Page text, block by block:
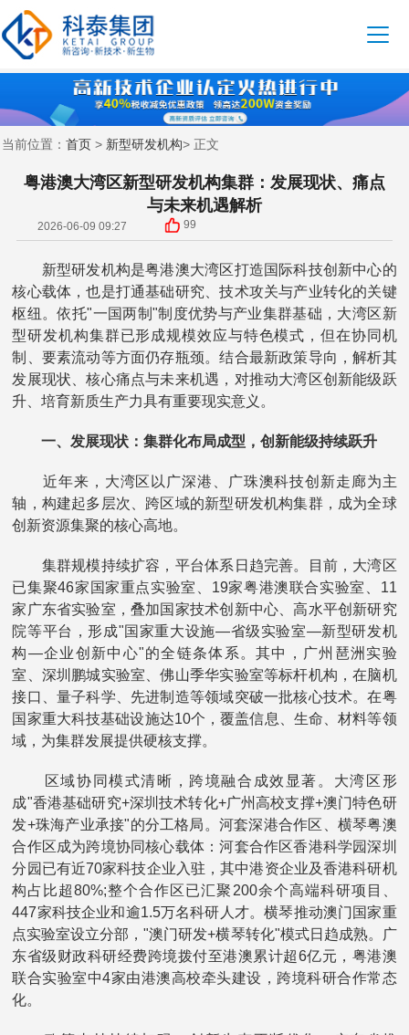
当前位置： 首页 > 新型研发机构> 正文
粤港澳大湾区新型研发机构集群：发展现状、痛点
与未来机遇解析
2026-06-09 09:27 99
新型研发机构是粤港澳大湾区打造国际科技创新中心的
核心载体，也是打通基础研究、技术攻关与产业转化的关键
枢纽。依托"一国两制"制度优势与产业集群基础，大湾区新
型研发机构集群已形成规模效应与特色模式，但在协同机
制、要素流动等方面仍存瓶颈。结合最新政策导向，解析其
发展现状、核心痛点与未来机遇，对推动大湾区创新能级跃
升、培育新质生产力具有重要现实意义。
一、发展现状：集群化布局成型，创新能级持续跃升
近年来，大湾区以广深港、广珠澳科技创新走廊为主
轴，构建起多层次、跨区域的新型研发机构集群，成为全球
创新资源集聚的核心高地。
集群规模持续扩容，平台体系日趋完善。目前，大湾区
已集聚46家国家重点实验室、19家粤港澳联合实验室、11
家广东省实验室，叠加国家技术创新中心、高水平创新研究
院等平台，形成"国家重大设施—省级实验室—新型研发机
构—企业创新中心"的全链条体系。其中，广州琶洲实验
室、深圳鹏城实验室、佛山季华实验室等标杆机构，在脑机
接口、量子科学、先进制造等领域突破一批核心技术。在粤
国家重大科技基础设施达10个，覆盖信息、生命、材料等领
域，为集群发展提供硬核支撑。
区域协同模式清晰，跨境融合成效显著。大湾区形
成"香港基础研究+深圳技术转化+广州高校支撑+澳门特色研
发+珠海产业承接"的分工格局。河套深港合作区、横琴粤澳
合作区成为跨境协同核心载体：河套合作区香港科学园深圳
分园已有近70家科技企业入驻，其中港资企业及香港科研机
构占比超80%;整个合作区已汇聚200余个高端科研项目、
447家科技企业和逾1.5万名科研人才。横琴推动澳门国家重
点实验室设立分部，"澳门研发+横琴转化"模式日趋成熟。广
东省级财政科研经费跨境拨付至港澳累计超6亿元，粤港澳
联合实验室中4家由港澳高校牵头建设，跨境科研合作常态
化。